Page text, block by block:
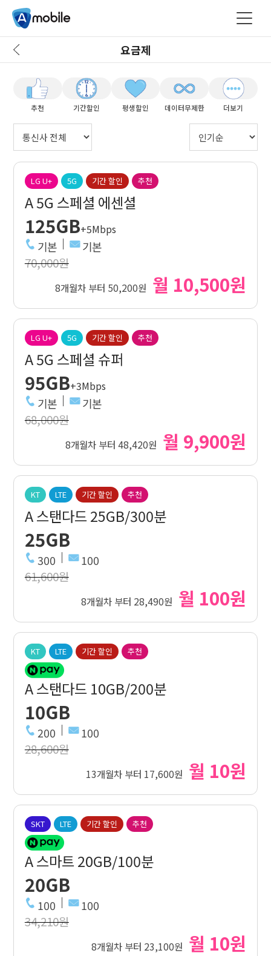
요금제
추천 기간할인 평생할인 데이터무제한 더보기
LG U+ 5G 기간 할인 추천
A 5G 스페셜 에센셜
125GB+5Mbps
기본 기본
70,000원
8개월차 부터 50,200원 월 10,500원
LG U+ 5G 기간 할인 추천
A 5G 스페셜 슈퍼
95GB+3Mbps
기본 기본
68,000원
8개월차 부터 48,420원 월 9,900원
KT LTE 기간 할인 추천
A 스탠다드 25GB/300분
25GB
300 100
61,600원
8개월차 부터 28,490원 월 100원
KT LTE 기간 할인 추천
A 스탠다드 10GB/200분
10GB
200 100
28,600원
13개월차 부터 17,600원 월 10원
SKT LTE 기간 할인 추천
A 스마트 20GB/100분
20GB
100 100
34,210원
8개월차 부터 23,100원 월 10원